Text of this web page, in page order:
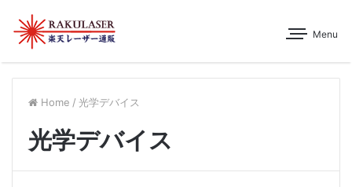
Menu
Home / 光学デバイス
光学デバイス